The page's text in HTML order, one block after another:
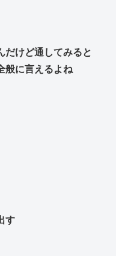
だけど通してみると
般に言えるよね
す